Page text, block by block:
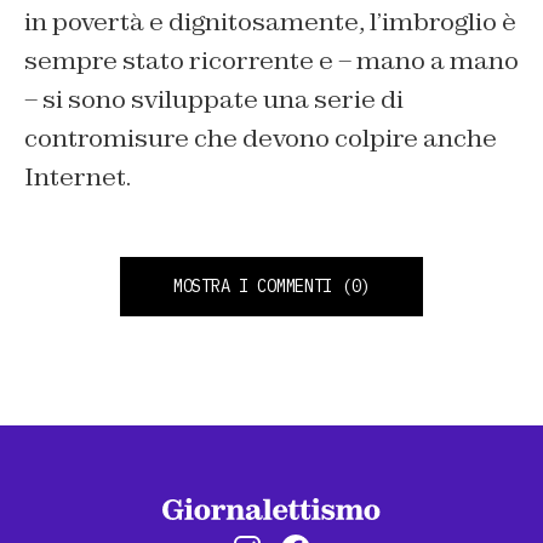
in povertà e dignitosamente, l’imbroglio è
sempre stato ricorrente e – mano a mano
– si sono sviluppate una serie di
contromisure che devono colpire anche
Internet.
MOSTRA I COMMENTI (0)